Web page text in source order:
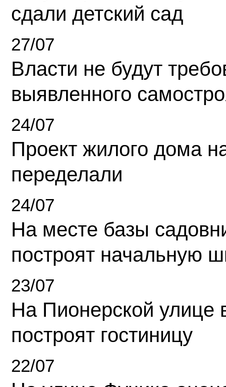
сдали детский сад
27/07
Власти не будут
выявленного
24/07
Проект жилого дома
переделали
24/07
На месте базы
построят начальную
23/07
На Пионерской улице
построят гостиницу
22/07